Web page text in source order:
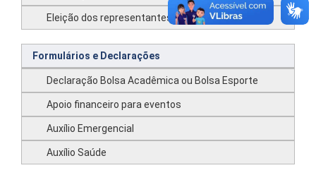
Eleição dos representantes da Moradia Estudantil
Formulários e Declarações
Declaração Bolsa Acadêmica ou Bolsa Esporte
Apoio financeiro para eventos
Auxílio Emergencial
Auxílio Saúde